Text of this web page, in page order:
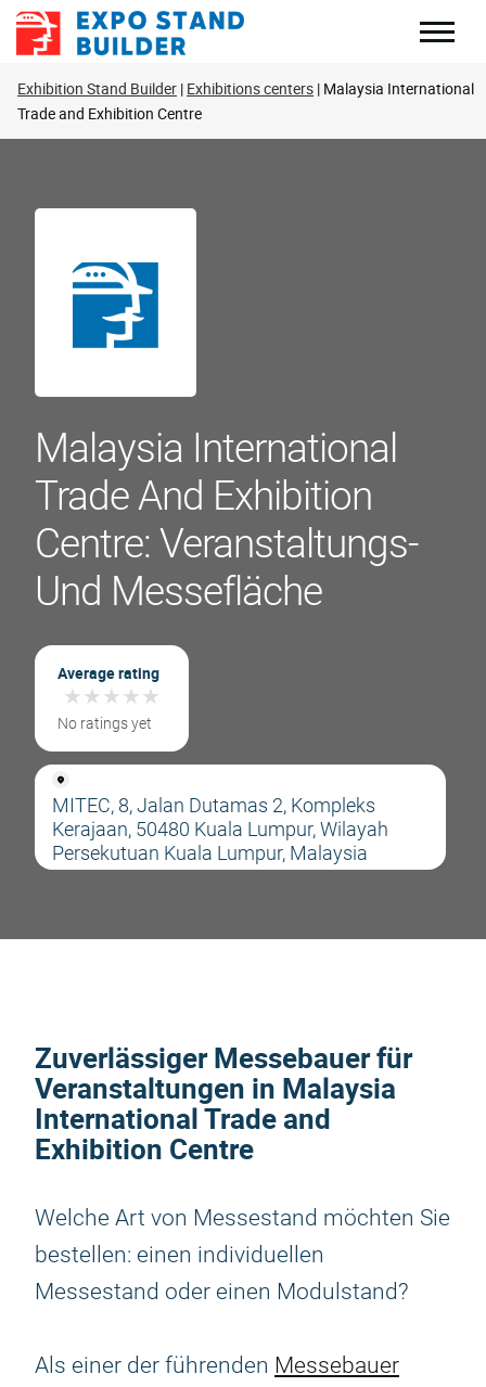
Zum
Inhalt
Exhibition Stand Builder Exhibitions centers Malaysia International
Trade and Exhibition Centre
Malaysia International
Trade And Exhibition
Centre: Veranstaltungs-
Und Messefläche
Average rating
★★★★★
★★★★★
No ratings yet
MITEC, 8, Jalan Dutamas 2, Kompleks
Kerajaan, 50480 Kuala Lumpur, Wilayah
Persekutuan Kuala Lumpur, Malaysia
Zuverlässiger Messebauer für
Veranstaltungen in Malaysia
International Trade and
Exhibition Centre
Welche Art von Messestand möchten Sie
bestellen: einen individuellen
Messestand oder einen Modulstand?
Als einer der führenden Messebauer